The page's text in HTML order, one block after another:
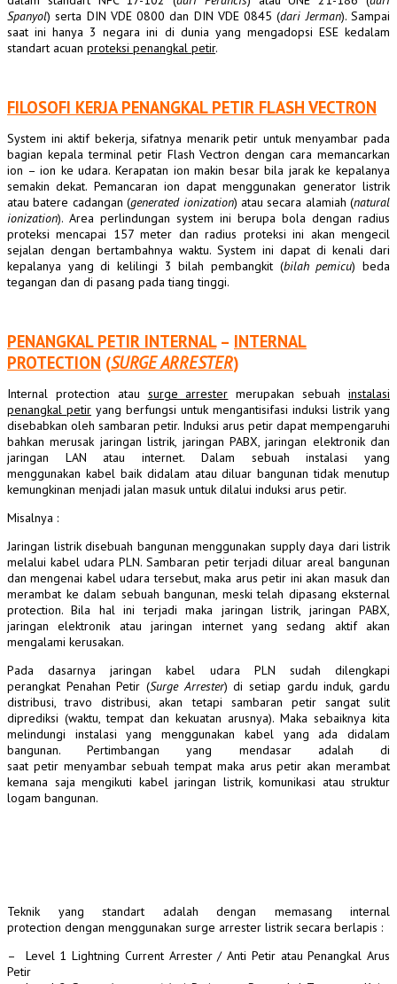
Spanyol) serta DIN VDE 0800 dan DIN VDE 0845 (dari Jerman). Sampai
saat ini hanya 3 negara ini di dunia yang mengadopsi ESE kedalam
standart acuan proteksi penangkal petir.
FILOSOFI KERJA PENANGKAL PETIR FLASH VECTRON
System ini aktif bekerja, sifatnya menarik petir untuk menyambar pada
bagian kepala terminal petir Flash Vectron dengan cara memancarkan
ion – ion ke udara. Kerapatan ion makin besar bila jarak ke kepalanya
semakin dekat. Pemancaran ion dapat menggunakan generator listrik
atau batere cadangan (generated ionization) atau secara alamiah (natural
ionization). Area perlindungan system ini berupa bola dengan radius
proteksi mencapai 157 meter dan radius proteksi ini akan mengecil
sejalan dengan bertambahnya waktu. System ini dapat di kenali dari
kepalanya yang di kelilingi 3 bilah pembangkit (bilah pemicu) beda
tegangan dan di pasang pada tiang tinggi.
PENANGKAL PETIR INTERNAL– INTERNAL
PROTECTION (SURGE ARRESTER)
Internal protection atau surge arrester merupakan sebuahinstalasi
penangkal petir yang berfungsi untuk mengantisifasi induksi listrik yang
disebabkan oleh sambaran petir. Induksi arus petir dapat mempengaruhi
bahkan merusak jaringan listrik, jaringan PABX, jaringan elektronik dan
jaringan LAN atau internet. Dalam sebuah instalasi yang
menggunakan kabel baik didalam atau diluar bangunan tidak menutup
kemungkinan menjadi jalan masuk untuk dilalui induksi arus petir.
Misalnya :
Jaringan listrik disebuah bangunan menggunakan supply daya dari listrik
melalui kabel udara PLN. Sambaran petir terjadi diluar areal bangunan
dan mengenai kabel udara tersebut, maka arus petir ini akan masuk dan
merambat ke dalam sebuah bangunan, meski telah dipasang eksternal
protection. Bila hal ini terjadi maka jaringan listrik, jaringan PABX,
jaringan elektronik atau jaringan internet yang sedang aktif akan
mengalami kerusakan.
Pada dasarnya jaringan kabel udara PLN sudah dilengkapi
perangkat Penahan Petir (Surge Arrester) di setiap gardu induk, gardu
distribusi, travo distribusi, akan tetapi sambaran petir sangat sulit
diprediksi (waktu, tempat dan kekuatan arusnya). Maka sebaiknya kita
melindungi instalasi yang menggunakan kabel yang ada didalam
bangunan. Pertimbangan yang mendasar adalah di
saat petir menyambar sebuah tempat maka arus petir akan merambat
kemana saja mengikuti kabel jaringan listrik, komunikasi atau struktur
logam bangunan.
Teknik yang standart adalah dengan memasang internal
protection dengan menggunakan surge arrester listrik secara berlapis :
– Level 1 Lightning Current Arrester / Anti Petir atau Penangkal Arus
Petir